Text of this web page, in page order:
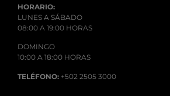
HORARIO:
LUNES A SÁBADO
08:00 A 19:00 HORAS
DOMINGO
10:00 A 18:00 HORAS
TELÉFONO: +502 2505 3000